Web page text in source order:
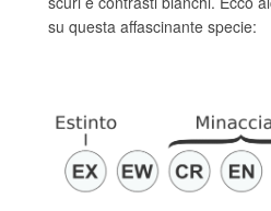
su questa affascinante specie: